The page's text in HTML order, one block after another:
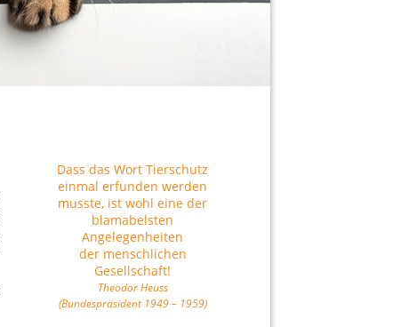
Dass das Wort Tierschutz
einmal erfunden werden
musste, ist wohl eine der
blamabelsten
Angelegenheiten
der menschlichen
Gesellschaft!
Theodor Heuss
(Bundespräsident 1949 – 1959)